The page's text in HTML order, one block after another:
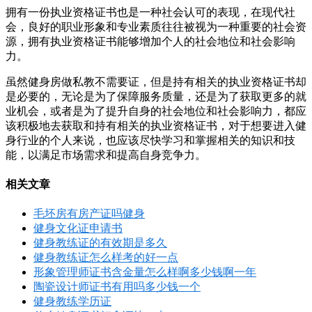
拥有一份执业资格证书也是一种社会认可的表现，在现代社
会，良好的职业形象和专业素质往往被视为一种重要的社会资
源，拥有执业资格证书能够增加个人的社会地位和社会影响
力。
虽然健身房做私教不需要证，但是持有相关的执业资格证书却
是必要的，无论是为了保障服务质量，还是为了获取更多的就
业机会，或者是为了提升自身的社会地位和社会影响力，都应
该积极地去获取和持有相关的执业资格证书，对于想要进入健
身行业的个人来说，也应该尽快学习和掌握相关的知识和技
能，以满足市场需求和提高自身竞争力。
相关文章
毛坯房有房产证吗健身
健身文化证申请书
健身教练证的有效期是多久
健身教练证怎么样考的好一点
形象管理师证书含金量怎么样啊多少钱啊一年
陶瓷设计师证书有用吗多少钱一个
健身教练学历证